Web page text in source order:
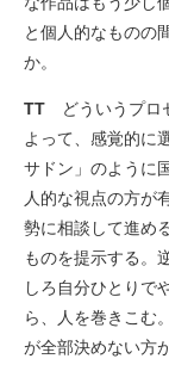
と個人的なものの
か。
TT どういうプロ
よって、感覚的に
サドン」のように
人的な視点の方が
勢に相談して進め
ものを提示する。
しろ自分ひとりで
ら、人を巻きこむ
が全部決めない方